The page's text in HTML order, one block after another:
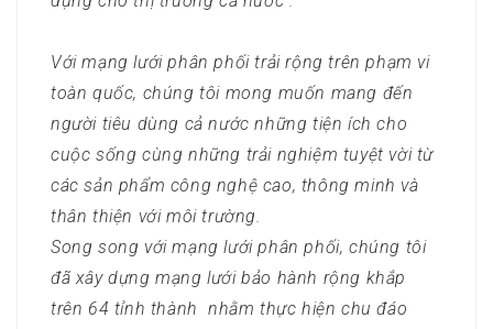
Với mạng lưới phân phối trải rộng trên phạm vi
toàn quốc, chúng tôi mong muốn mang đến
người tiêu dùng cả nước những tiện ích cho
cuộc sống cùng những trải nghiệm tuyệt vời từ
các sản phẩm công nghệ cao, thông minh và
thân thiện với môi trường.
Song song với mạng lưới phân phối, chúng tôi
đã xây dựng mạng lưới bảo hành rộng khắp
trên 64 tỉnh thành nhằm thực hiện chu đáo